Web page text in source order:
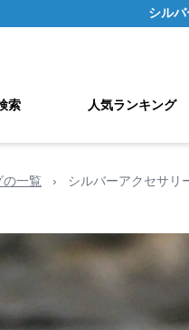
シル
索 人気ランキング
の一覧 › シルバーアクセサリ